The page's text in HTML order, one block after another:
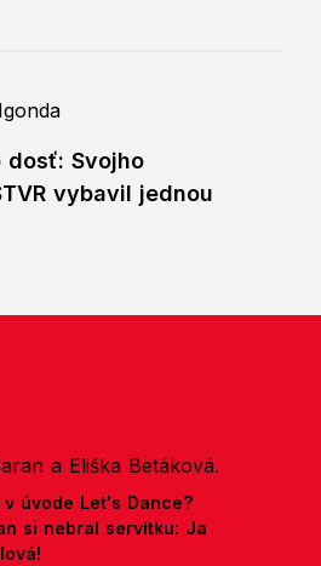
dosť: Svojho
vybavil jednou
v úvode Let's Dance?
si nebral servítku: Ja